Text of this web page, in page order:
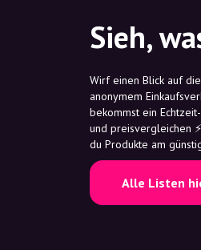
Sieh,
Wirf einen Blick auf
anonymem
bekommst ein
und preisvergleichen
du Produkte am
Alle Listen